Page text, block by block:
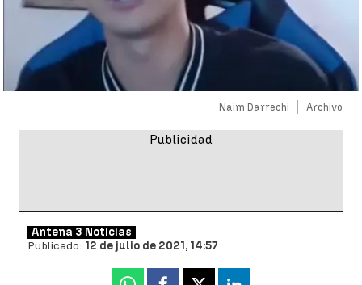
Naím Darrechi Archivo
Antena 3 Noticias
Publicado: 12 de julio de 2021, 14:57